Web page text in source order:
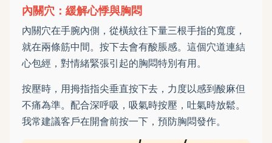
內關穴：緩解心悸與胸悶
內關穴在手腕內側，從橫紋往下量三根手指的寬度，
就在兩條筋中間。按下去會有酸脹感。這個穴道連結
心包經，對情緒緊張引起的胸悶特別有用。
按壓時，用拇指指尖垂直按下去，力度以感到酸麻但
不痛為準。配合深呼吸，吸氣時按壓，吐氣時放鬆。
我常建議客戶在開會前按一下，預防胸悶發作。